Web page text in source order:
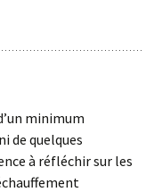
minimum
de quelques
à réfléchir sur les